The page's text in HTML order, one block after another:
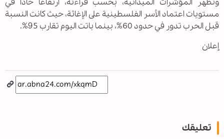
مستويات اعتماد الأسر الفلسطينية على الإغاثة، حيث كانت النسبة
قبل الحرب تدور في حدود 60%، بينما باتت اليوم تقارب 95%.
إعلان
تعليقك